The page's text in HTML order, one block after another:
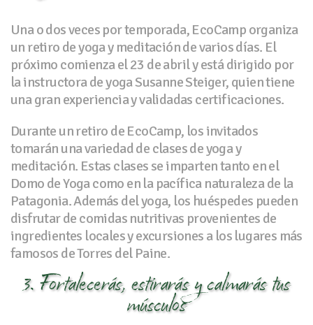
Una o dos veces por temporada, EcoCamp organiza
un retiro de yoga y meditación de varios días. El
próximo comienza el 23 de abril y está dirigido por
la instructora de yoga Susanne Steiger, quien tiene
una gran experiencia y validadas certificaciones.
Durante un retiro de EcoCamp, los invitados
tomarán una variedad de clases de yoga y
meditación. Estas clases se imparten tanto en el
Domo de Yoga como en la pacífica naturaleza de la
Patagonia. Además del yoga, los huéspedes pueden
disfrutar de comidas nutritivas provenientes de
ingredientes locales y excursiones a los lugares más
famosos de Torres del Paine.
3. Fortalecerás, estirarás y calmarás tus
músculos